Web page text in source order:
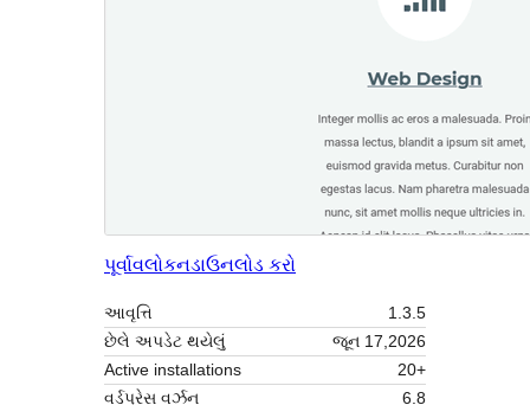
પૂર્વાવલોકનડાઉનલોડ કરો
આવૃત્તિ
1.3.5
છેલે અપડેટ થયેલું
જૂન 17,2026
Active installations
20+
વર્ડપ્રેસ વર્ઝન
6.8